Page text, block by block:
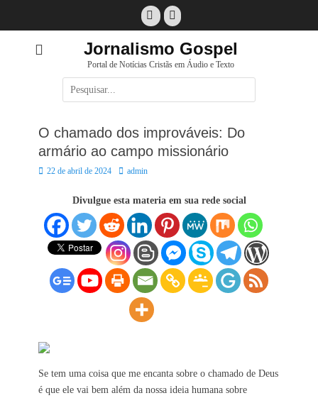
Facebook
E-
mail
Jornalismo Gospel
Portal de Notícias Cristãs em Áudio e Texto
Pesquisar
por:
O chamado dos improváveis: Do
armário ao campo missionário
Posted
22 de abril de 2024 Autor:
admin
Divulgue esta materia em sua rede social
Se tem uma coisa que me encanta sobre o chamado de Deus
é que ele vai bem além da nossa ideia humana sobre